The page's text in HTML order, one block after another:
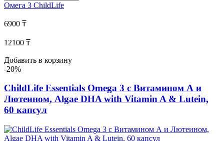
Омега 3 ChildLife
6900 ₸
12100 ₸
Добавить в корзину
-20%
ChildLife Essentials Omega 3 с Витамином А и
Лютеином, Algae DHA with Vitamin A & Lutein,
60 капсул